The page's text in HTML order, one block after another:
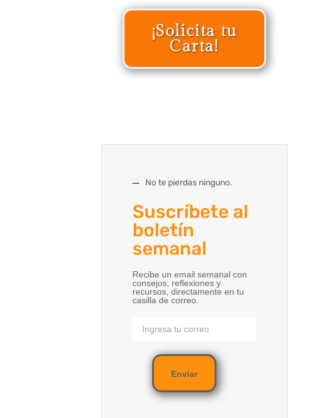
¡Solicita tu
Carta!
No te pierdas ninguno.
Suscríbete al
boletín
semanal
Recibe un email semanal con
consejos, reflexiones y
recursos, directamente en tu
casilla de correo.
Enviar